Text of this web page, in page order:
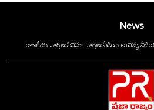
News
రాజకీయ వార్తలుసినిమా వార్తలువీడియోలుచిన్న